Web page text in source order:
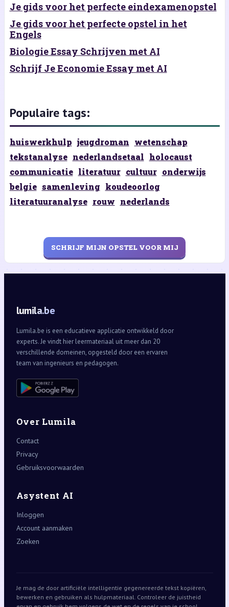
Je gids voor het perfecte eindexamenopstel
Je gids voor het perfecte opstel in het
Engels
Biologie Essay Schrijven met AI
Schrijf Je Economie Essay met AI
Populaire tags:
huiswerkhulp jeugdroman wetenschap
tekstanalyse nederlandsetaal holocaust
communicatie literatuur cultuur onderwijs
belgie samenleving koudeoorlog
literatuuranalyse rouw nederlands
SCHRIJF MIJN OPSTEL VOOR MIJ
lumila.be
Lumila.be is een educatieve applicatie ontwikkeld door
experts. Je vindt hier leermateriaal uit meer dan 20
verschillende domeinen, opgesteld door een ervaren
team van ingenieurs en pedagogen.
Over Lumila
Contact
Privacy
Gebruiksvoorwaarden
Asystent AI
Inloggen
Account aanmaken
Zoeken
Je mag de door artificiële intelligentie gegenereerde tekst kopiëren,
bewerken en gebruiken als hulpmateriaal. Controleer de juistheid